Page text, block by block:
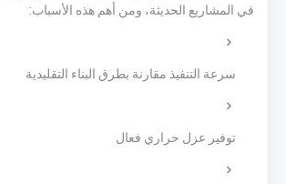
في المشاريع الحديثة، ومن أهم هذه الأسباب:
سرعة التنفيذ مقارنة بطرق البناء التقليدية
توفير عزل حراري فعال